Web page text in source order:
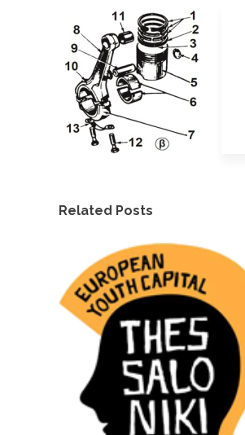
Related Posts